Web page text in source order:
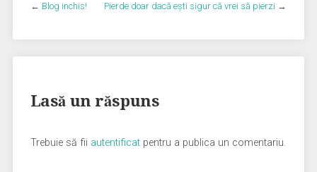
← Blog inchis! Pierde doar dacă eşti sigur că vrei să pierzi →
Lasă un răspuns
Trebuie să fii autentificatpentru a publica un comentariu.